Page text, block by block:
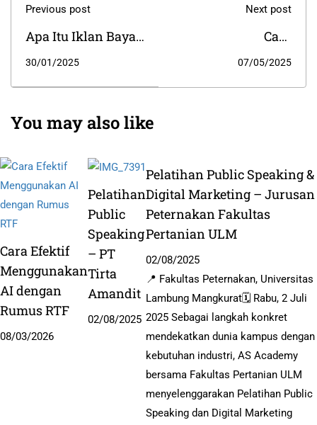
Previous post
Apa Itu Iklan Bayar
Per Klik dan
30/01/2025
Next post
Cara
Meningkatkan
07/05/2025
You may also like
Cara Efektif
Menggunakan
AI dengan
Rumus RTF
08/03/2026
Pelatihan
Public
Speaking
– PT
Tirta
Amandit
02/08/2025
Pelatihan Public Speaking &
Digital Marketing – Jurusan
Peternakan Fakultas
Pertanian ULM
02/08/2025
📍 Fakultas Peternakan, Universitas
Lambung Mangkurat🗓️ Rabu, 2 Juli
2025 Sebagai langkah konkret
mendekatkan dunia kampus dengan
kebutuhan industri, AS Academy
bersama Fakultas Pertanian ULM
menyelenggarakan Pelatihan Public
Speaking dan Digital Marketing